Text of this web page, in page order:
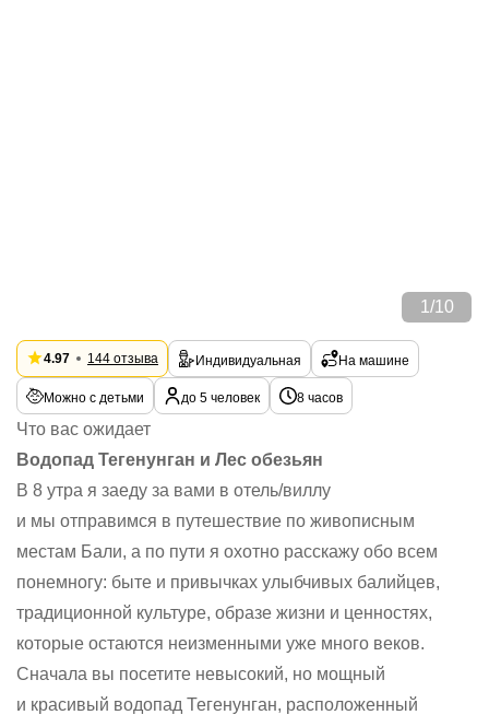
1 /10
4.97 144 отзыва Индивидуальная На машине
Можно с детьми до 5 человек 8 часов
Что вас ожидает
Водопад Тегенунган и Лес обезьян
В 8 утра я заеду за вами в отель/виллу
и мы отправимся в путешествие по живописным
местам Бали, а по пути я охотно расскажу обо всем
понемногу: быте и привычках улыбчивых балийцев,
традиционной культуре, образе жизни и ценностях,
которые остаются неизменными уже много веков.
Сначала вы посетите невысокий, но мощный
и красивый водопад Тегенунган, расположенный